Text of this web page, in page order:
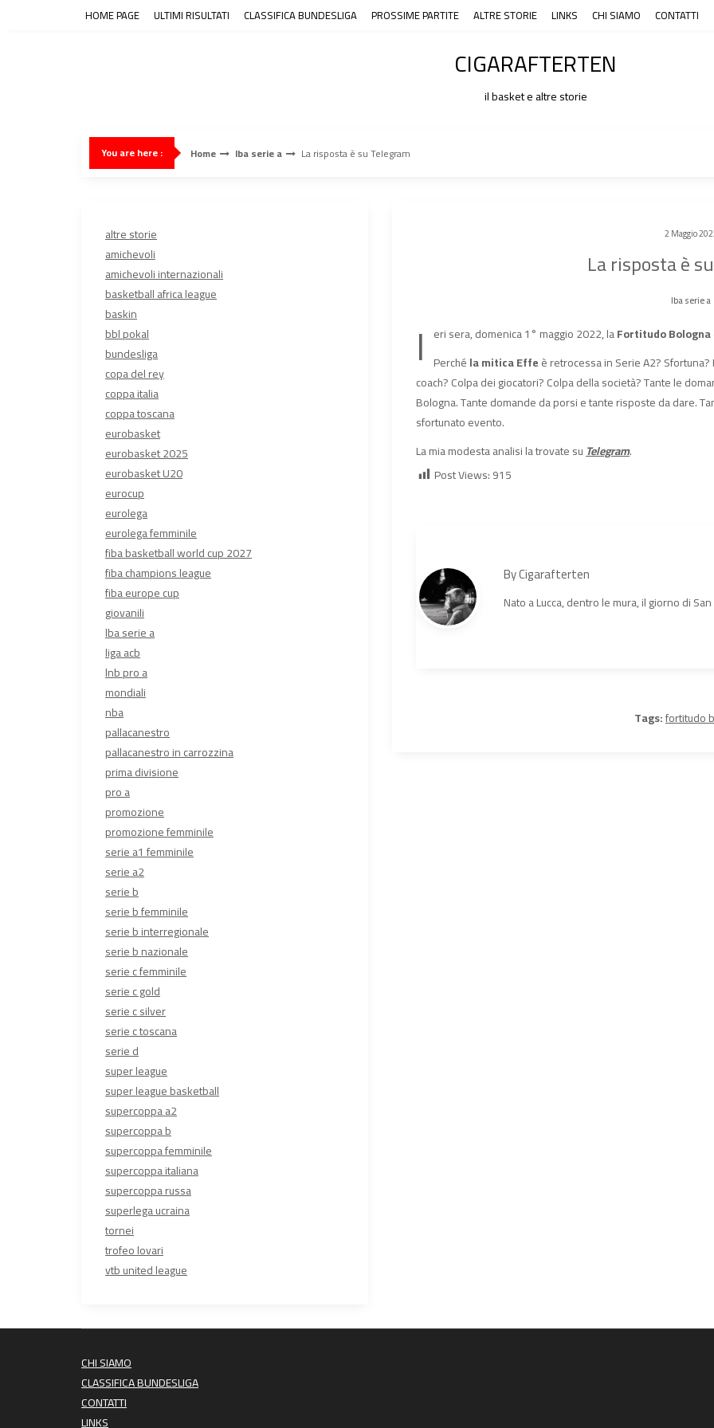
HOME PAGE ULTIMI RISULTATI CLASSIFICA BUNDESLIGA PROSSIME PARTITE ALTRE STORIE LINKS CHI SIAMO CONTATTI
CIGARAFTERTEN
il basket e altre storie
You are here : Home lba serie a La risposta è su Telegram
2 Maggio
La risposta è
lba serie a
I eri sera, domenica 1° maggio 2022, laFortitudo Bologna
Perchéla mitica Effeè retrocessa in Serie A2?
coach? Colpa dei giocatori? Colpa della società? Tante le
Bologna. Tante domande da porsi e tante risposte da dare.
sfortunato evento.
La mia modesta analisi la trovate suTelegram.
Post Views:915
ByCigarafterten
Nato a Lucca, dentro le mura, il giorno di
Tags:fortitudo
altre storie
amichevoli
amichevoli internazionali
basketball africa league
baskin
bbl pokal
bundesliga
copa del rey
coppa italia
coppa toscana
eurobasket
eurobasket 2025
eurobasket U20
eurocup
eurolega
eurolega femminile
fiba basketball world cup 2027
fiba champions league
fiba europe cup
giovanili
lba serie a
liga acb
lnb pro a
mondiali
nba
pallacanestro
pallacanestro in carrozzina
prima divisione
pro a
promozione
promozione femminile
serie a1 femminile
serie a2
serie b
serie b femminile
serie b interregionale
serie b nazionale
serie c femminile
serie c gold
serie c silver
serie c toscana
serie d
super league
super league basketball
supercoppa a2
supercoppa b
supercoppa femminile
supercoppa italiana
supercoppa russa
superlega ucraina
tornei
trofeo lovari
vtb united league
CHI SIAMO
CLASSIFICA BUNDESLIGA
CONTATTI
LINKS